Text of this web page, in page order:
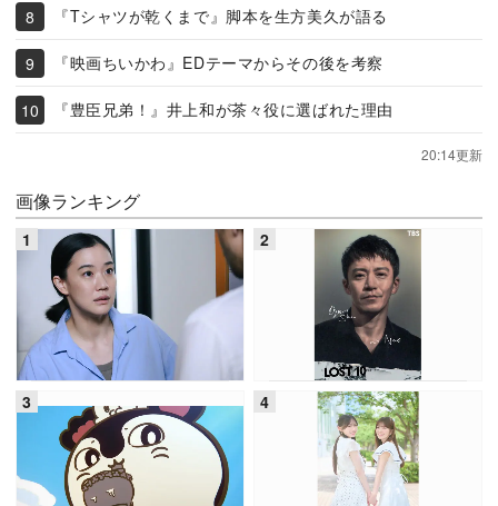
『Tシャツが乾くまで』脚本を生方美久が語る
『映画ちいかわ』EDテーマからその後を考察
『豊臣兄弟！』井上和が茶々役に選ばれた理由
20:14更新
画像ランキング